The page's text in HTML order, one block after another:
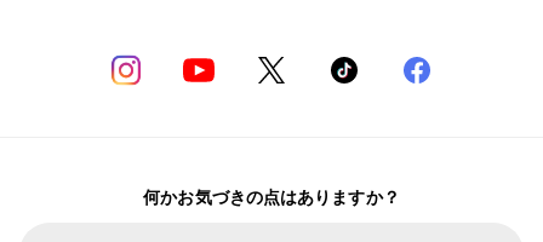
何かお気づきの点はありますか？